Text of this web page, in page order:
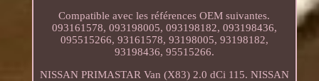
Compatible avec les références OEM suivantes.
093161578, 093198005, 093198182, 093198436,
095515266, 93161578, 93198005, 93198182,
93198436, 95515266.
NISSAN PRIMASTAR Van (X83) 2.0 dCi 115. NISSAN